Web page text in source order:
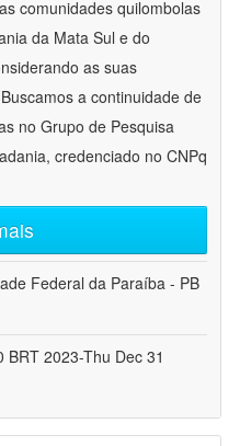
comunidades quilombolas
da Mata Sul e do
as suas
a continuidade de
no Grupo de Pesquisa
credenciado no CNPq
Federal da Paraíba - PB
2023-Thu Dec 31